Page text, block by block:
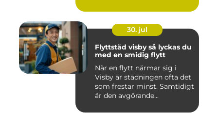
30. jul
Flyttstäd visby så lyckas du
med en smidig flytt
När en flytt närmar sig i
Visby är städningen ofta det
som frestar minst. Samtidigt
är den avgörande...